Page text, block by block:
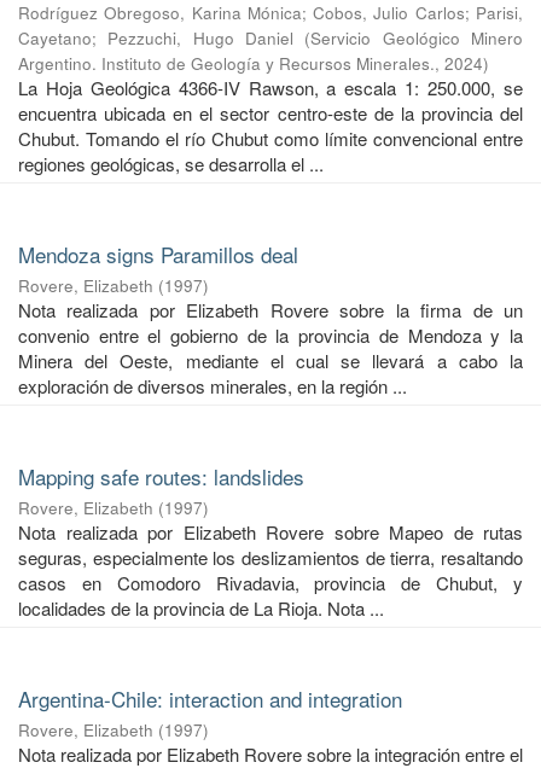
Rodríguez Obregoso, Karina Mónica;Cobos, Julio Carlos; Parisi,
Cayetano; Pezzuchi, Hugo Daniel (Servicio Geológico Minero
Argentino. Instituto de Geología y Recursos Minerales., 2024)
La Hoja Geológica 4366-IV Rawson, a escala 1: 250.000, se
encuentra ubicada en el sector centro-este de la provincia del
Chubut. Tomando el río Chubut como límite convencional entre
regiones geológicas, se desarrolla el ...
Mendoza signs Paramillos deal
Rovere, Elizabeth (1997)
Nota realizada por Elizabeth Rovere sobre la firma de un
convenio entre el gobierno de la provincia de Mendoza y la
Minera del Oeste, mediante el cual se llevará a cabo la
exploración de diversos minerales, en la región ...
Mapping safe routes: landslides
Rovere, Elizabeth (1997)
Nota realizada por Elizabeth Rovere sobre Mapeo de rutas
seguras, especialmente los deslizamientos de tierra, resaltando
casos en Comodoro Rivadavia, provincia de Chubut, y
localidades de la provincia de La Rioja. Nota ...
Argentina-Chile: interaction and integration
Rovere, Elizabeth (1997)
Nota realizada por Elizabeth Rovere sobre la integración entre el